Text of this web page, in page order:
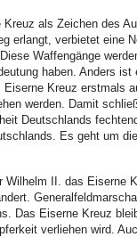
als Zeichen des
erlangt, verbietet eine
Waffengänge
haben. Anders ist
Kreuz erstmals
werden. Damit
Deutschlands
Es geht um
II. das Eiserne
Das Eiserne Kreuz
verliehen wird.